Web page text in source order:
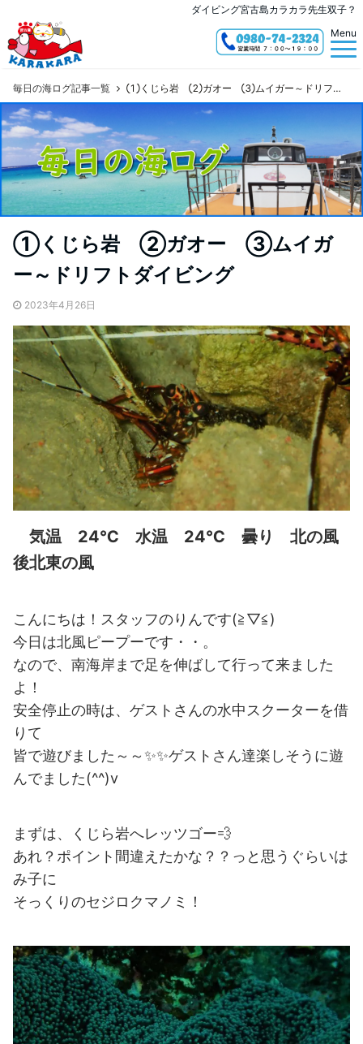
ダイビング宮古島カラカラ先生双子？
Menu
毎日の海ログ記事一覧 ①くじら岩 ②ガオー ③ムイガー～ドリフトダイビング
①くじら岩 ②ガオー ③ムイガ
ー～ドリフトダイビング
2023年4月26日
気温 24℃ 水温 24℃ 曇り 北の風
後北東の風
こんにちは！スタッフのりんです(≧▽≦)
今日は北風ピープーです・・。
なので、南海岸まで足を伸ばして行って来ました
よ！
安全停止の時は、ゲストさんの水中スクーターを借
りて
皆で遊びました～～✨✨ゲストさん達楽しそうに遊
んでました(^^)v
まずは、くじら岩へレッツゴー💨
あれ？ポイント間違えたかな？？っと思うぐらいは
み子に
そっくりのセジロクマノミ！